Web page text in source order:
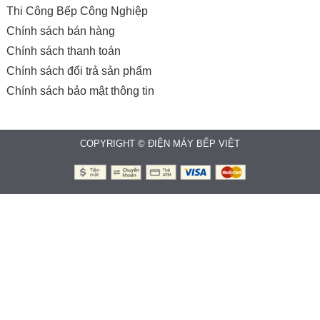
Thi Công Bếp Công Nghiệp
Chính sách bán hàng
Chính sách thanh toán
Chính sách đổi trả sản phẩm
Chính sách bảo mật thông tin
COPYRIGHT © ĐIỆN MÁY BẾP VIỆT